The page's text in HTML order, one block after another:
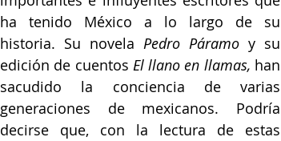
ha tenido México a lo largo de su
historia. Su novela Pedro Páramo y su
edición de cuentos El llano en llamas, han
sacudido la conciencia de varias
generaciones de mexicanos. Podría
decirse que, con la lectura de estas